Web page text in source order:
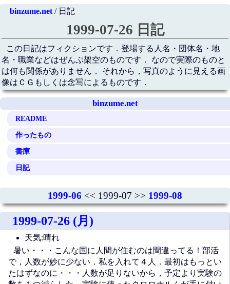
binzume.net/ 日記
1999-07-26 日記
この日記はフィクションです．登場する人名・団体名・地
名・職業などはぜんぶ架空のものです． なので実際のものと
は何も関係がありません． それから，写真のように見える画
像はＣＧもしくは念写によるものです．
binzume.net
README
作ったもの
書庫
日記
1999-06 << 1999-07 >> 1999-08
1999-07-26 (月)
天気:晴れ
暑い・・・こんな国に人間が住むのは間違ってる！部活
で，人数が妙に少ない．私を入れて４人．最初はもっとい
たはずなのに・・・人数が足りないから，予定より実験の